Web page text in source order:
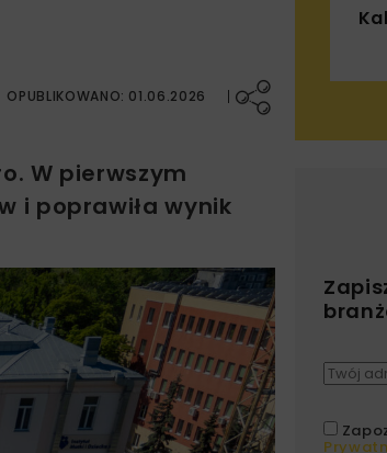
OPUBLIKOWANO: 01.06.2026
W pierwszym
i poprawiła wynik